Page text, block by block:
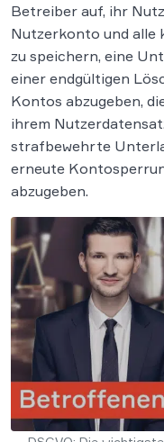
Betreiber auf, ihr
Nutzerkonto und alle
zu speichern, eine
einer endgültigen
Kontos abzugeben,
ihrem
strafbewehrte
erneute
abzugeben.